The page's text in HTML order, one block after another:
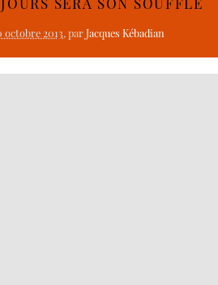
octobre 2013, parJacques Kébadian